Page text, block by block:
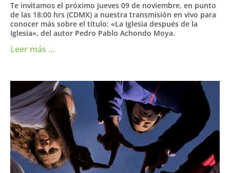
Te invitamos el próximo jueves 09 de noviembre, en punto
de las 18:00 hrs (CDMX) a nuestra transmisión en vivo para
conocer más sobre el título: «La Iglesia después de la
Iglesia», del autor Pedro Pablo Achondo Moya.
Leer más ...